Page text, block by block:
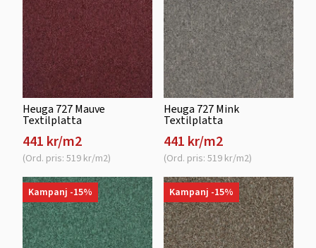
Heuga 727 Mauve
Textilplatta
441 kr/m2
(Ord. pris: 519 kr/m2)
Heuga 727 Mink
Textilplatta
441 kr/m2
(Ord. pris: 519 kr/m2)
Kampanj -15% Kampanj -15%